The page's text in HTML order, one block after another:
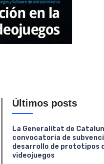
Últimos posts
La Generalitat de
convocatoria de
desarrollo de prototipos
videojuegos